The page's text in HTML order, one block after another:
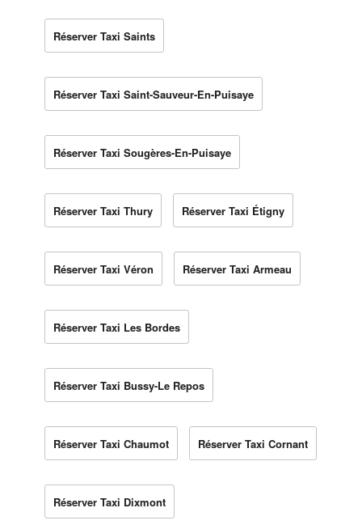
Réserver Taxi Saints
Réserver Taxi Saint-Sauveur-En-Puisaye
Réserver Taxi Sougères-En-Puisaye
Réserver Taxi Thury Réserver Taxi Étigny
Réserver Taxi Véron Réserver Taxi Armeau
Réserver Taxi Les Bordes
Réserver Taxi Bussy-Le Repos
Réserver Taxi Chaumot Réserver Taxi Cornant
Réserver Taxi Dixmont